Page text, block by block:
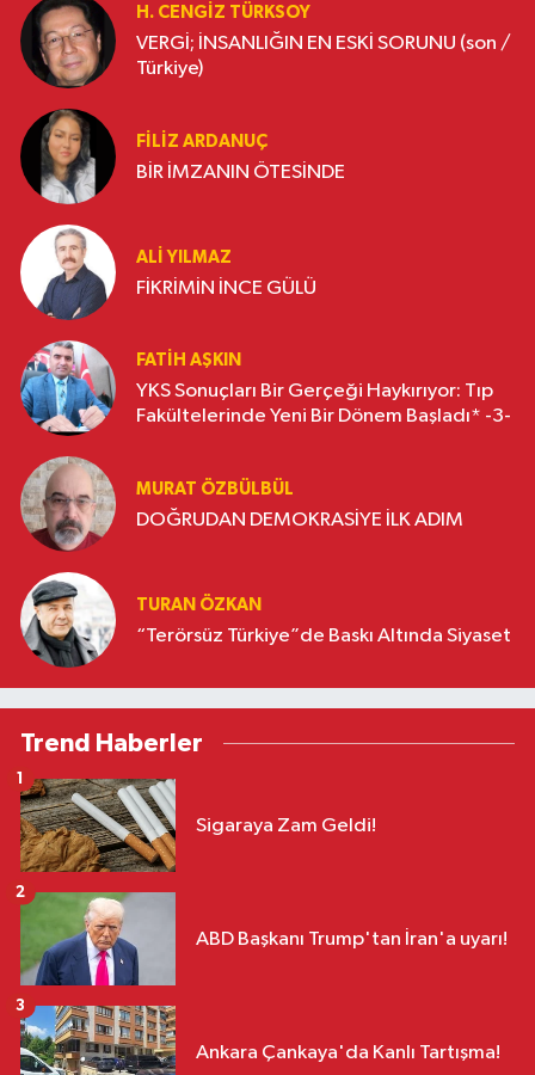
H. CENGIZ TÜRKSOY
VERGİ; İNSANLIĞIN EN ESKİ SORUNU (son /
Türkiye)
FILIZ ARDANUÇ
BİR İMZANIN ÖTESİNDE
ALI YILMAZ
FİKRİMİN İNCE GÜLÜ
FATIH AŞKIN
YKS Sonuçları Bir Gerçeği Haykırıyor: Tıp
Fakültelerinde Yeni Bir Dönem Başladı* -3-
MURAT ÖZBÜLBÜL
DOĞRUDAN DEMOKRASİYE İLK ADIM
TURAN ÖZKAN
“Terörsüz Türkiye”de Baskı Altında Siyaset
Trend Haberler
Sigaraya Zam Geldi!
1
ABD Başkanı Trump'tan İran'a uyarı!
2
Ankara Çankaya'da Kanlı Tartışma!
3